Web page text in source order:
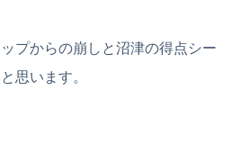
プからの崩しと沼津の得点シー
思います。